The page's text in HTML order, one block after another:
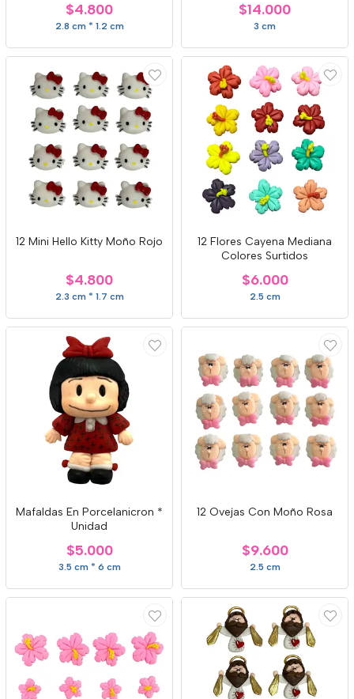
$4.800
2.8 cm * 1.2 cm
$14.000
3 cm
12 Mini Hello Kitty Moño Rojo
$4.800
2.3 cm * 1.7 cm
12 Flores Cayena Mediana
Colores Surtidos
$6.000
2.5 cm
Mafaldas En Porcelanicron *
Unidad
$5.000
3.5 cm * 6 cm
12 Ovejas Con Moño Rosa
$9.600
2.5 cm